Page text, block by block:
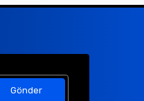
Gönder